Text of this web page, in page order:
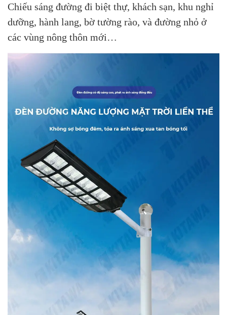
Chiếu sáng đường đi biệt thự, khách sạn, khu nghỉ
dưỡng, hành lang, bờ tường rào, và đường nhỏ ở
các vùng nông thôn mới…